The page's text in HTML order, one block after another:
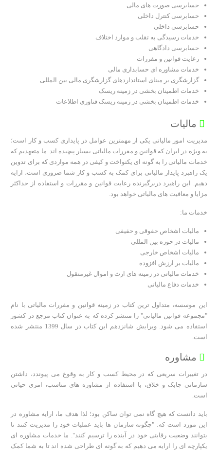
حسابرسی صورت های مالی
حسابرسی کنترل داخلی
حسابرسی داخلی
خدمات رسیدگی به تقلب و موارد اختلاف
حسابرسی دادگاهی
رعایت قوانین و مقررات
خدمات مشاوره ای حسابداری مالی
گزارشگری بر مبنای استانداردهای گزارشگری مالی بین المللی
خدمات اطمینان بخشی در زمینه ریسک
خدمات اطمینان بخشی در زمینه ریسک فناوری اطلاعات
مالیات
مدیریت امور مالیاتی یکی از مهمترین عوامل در پایداری کسب و کار است؛
به ویژه در ایران که قوانین و مقررات مالیاتی بسیار پیچیده اند. ما متعهدیم که
خدمات مالیاتی را به گونه ای یکنواخت و کیفی در همه مواردی که برای تدوین
یک راهبرد پایدار مالیاتی برای کمک به کسب و کار شما ضروری است، ارایه
دهیم. این راهبرد دربرگیرنده رعایت قوانین و مقررات و استفاده از حداکثر
مزایا و معافیت های مالیاتی خواهد بود.
خدمات ما:
مالیات اشخاص حقوقی و حقیقی
مالیات در حوزه بین المللی
مالیات اشخاص خارجی
مالیات بر ارزش افزوده
خدمات مالیاتی در زمینه های ارث و اموال غیرمنقول
خدمات دفاع مالیاتی
این موسسه، متداول ترین کتاب در زمینه قوانین و مقررات مالیاتی با نام
"مجموعه قوانین مالیاتی" را منتشر کرده که به عنوان کتاب مرجع در کشور
استفاده می شود. ویرایش شانزدهم این کتاب در سال 1399 منتشر شده
است.
مشاوره
در تغییرات سریعی که در محیط کسب و کار به وقوع می پیوندد، داشتن
سازمانی چابک و خلاق، با استفاده از مشاوره های مناسب، امری حیاتی
است.
باید دانست که هیچ گاه نمی توان ساکن بود؛ لذا هدف ما، ارایه مشاوره در
این مورد است که: "چگونه سازمان ها باید عملیات خود را مدیریت کنند تا
بتوانند وضعیت رقابتی خود در آینده را ترسیم کنند". ما خدمات مشاوره ای
یکپارچه ای را ارایه می دهیم که به گونه ای طراحی شده اند تا به شما کمک